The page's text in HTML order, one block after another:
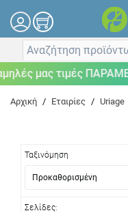
μας τιμές ΠΑΡΑΜΕΝΟΥΝ!
Αρχική / Εταιρίες / Uriage
Ταξινόμηση
Σελίδες: